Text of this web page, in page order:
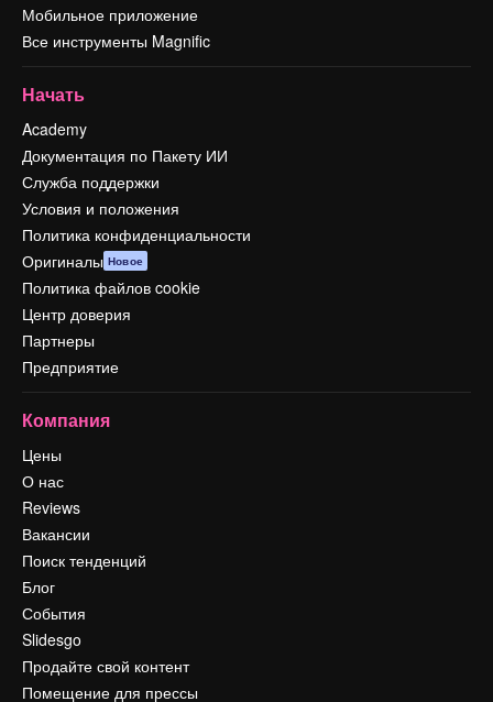
Мобильное приложение
Все инструменты Magnific
Начать
Academy
Документация по Пакету ИИ
Служба поддержки
Условия и положения
Политика конфиденциальности
Оригиналы Новое
Политика файлов cookie
Центр доверия
Партнеры
Предприятие
Компания
Цены
О нас
Reviews
Вакансии
Поиск тенденций
Блог
События
Slidesgo
Продайте свой контент
Помещение для прессы